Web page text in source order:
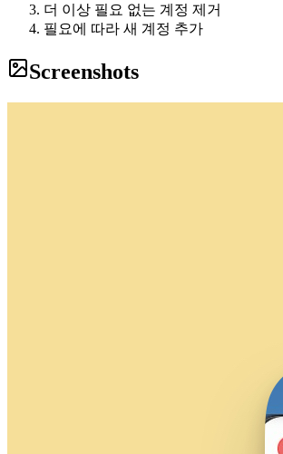
더 이상 필요 없는 계정 제거
필요에 따라 새 계정 추가
Screenshots